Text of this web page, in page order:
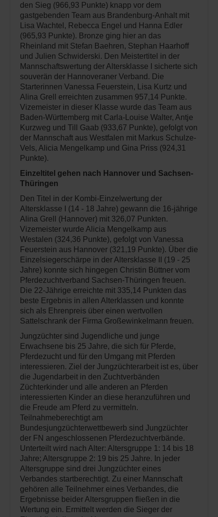
den Sieg (966,93 Punkte) knapp vor dem
gastgebenden Team aus Brandenburg-Anhalt mit
Lisa Wachtel, Rebecca Engel und Hanna Edler
(965,93 Punkte). Bronze ging hier an das
Rheinland mit Stefan Baehren, Stephan Haarhoff
und Julien Schwiderski. Den Meistertitel in der
Mannschaftswertung der Altersklasse I sicherte sich
souverän der Hannoveraner Verband. Die
Starterinnen Vanessa Feuerstein, Lisa Kurtz und
Alina Grell erreichten zusammen 957,14 Punkte.
Vizemeister in dieser Klasse wurde das Team aus
Baden-Württemberg mit Carla-Louise Walter, Antje
Kurzweg und Till Gaab (933,67 Punkte), gefolgt von
der Mannschaft aus Westfalen mit Markus Schulze-
Vels, Alicia Mengelkamp und Gina Priss (924,31
Punkte).
Einzeltitel gehen nach Hannover und Sachsen-
Thüringen
Den Titel in der Kombi-Einzelwertung der
Altersklasse I (14 - 18 Jahre) gewann die 16-jährige
Alina Grell (Hannover) mit 326,07 Punkten.
Vizemeister wurde Alicia Mengelkamp aus
Westalen (324,36 Punkte), gefolgt von Vanessa
Feuerstein aus Hannover (321,19 Punkte). Über die
Einzelsiegerschärpe in der Altersklasse II (19 - 25
Jahre) konnte sich hingegen Christin Büttner vom
Pferdezuchtverband Sachsen-Thüringen freuen.
Die 22-Jährige erreichte mit 335,14 Punkten das
beste Ergebnis in allen Alterklassen und konnte
sich als Ehrenpreis über einen wertvollen
Sattelschrank der Firma Großewinkelmann freuen.
Jungzüchter sind Jugendliche und junge
Erwachsene bis 25 Jahre, die sich für Pferde,
Pferdezucht und für den Umgang mit Pferden
interessieren. Ziel der Jungzüchterarbeit ist es, über
die Jugendarbeit in den Zuchtverbänden
Züchterkinder und alle anderen an Pferden
interessierten Kinder an diese heranzuführen und
die Freude am Pferd zu vermitteln.
Teilnahmeberechtigt am
Bundesjungzüchterwettbewerb sind Jungzüchter
der FN angeschlossenen Pferdezuchtverbände.
Unterteilt wird nach Alter: Altersgruppe 1: 14 bis 18
Jahre; Altersgruppe 2: 19 bis 25 Jahre. In jeder
Altersgruppe sind drei Jungzüchter eines
Verbandes startberechtigt. Zu einer Mannschaft
gehören alle Teilnehmer eines Verbandes, die
Ergebnisse beider Altersgruppen fließen in die
Wertung ein. Ermittelt werden die Sieger der